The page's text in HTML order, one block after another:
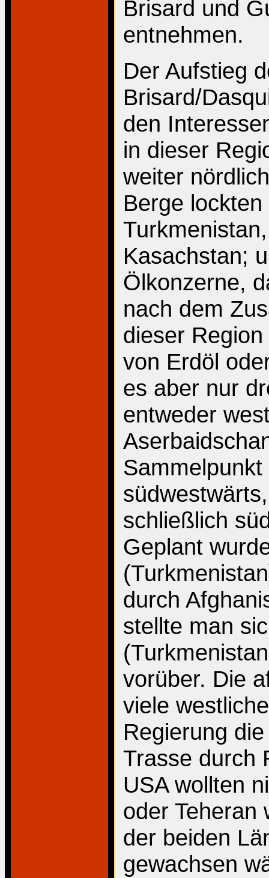
Brisard und
entnehmen.
Der Aufstieg
Brisard/
den
in dieser
weiter
Berge
Kasachstan;
Ölkonzerne,
nach dem
dieser
von Erdöl
es aber nur
entweder
schließlich
Geplant
durch
stellte man
vorüber. Die
viele
Regierung
Trasse durch
USA wollten
oder Teheran
der beiden
gewachsen